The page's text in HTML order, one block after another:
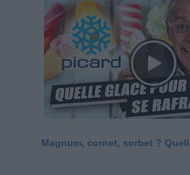
Magnum, cornet, sorbet ?